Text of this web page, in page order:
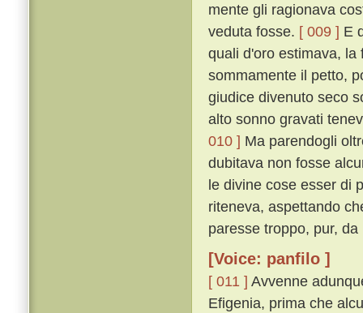
mente gli ragionava
veduta fosse. [ 009 ] E
quali d'oro estimava,
sommamente il petto,
giudice divenuto seco
alto sonno gravati
010 ] Ma parendogli
dubitava non fosse
le divine cose esser di
riteneva, aspettando
paresse troppo, pur,
[Voice: panfilo ]
[ 011 ] Avvenne
Efigenia, prima che